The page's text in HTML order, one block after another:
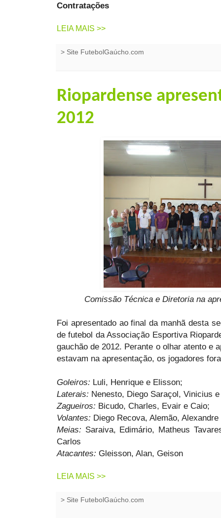
Contratações
LEIA MAIS >>
> Site FutebolGaúcho.com
Riopardense
Comissão Técnica e Diretoria na
Foi apresentado ao final da manhã desta
de futebol da Associação Esportiva
gauchão de 2012. Perante o olhar atento e
estavam na apresentação, os jogadores
Goleiros: Luli, Henrique e Elisson;
Laterais: Nenesto, Diego Saraçol, Vinicius
Zagueiros: Bicudo, Charles, Evair e Caio;
Volantes: Diego Recova, Alemão,
Meias: Saraiva, Edimário, Matheus
Carlos
Atacantes: Gleisson, Alan, Geison
LEIA MAIS >>
> Site FutebolGaúcho.com